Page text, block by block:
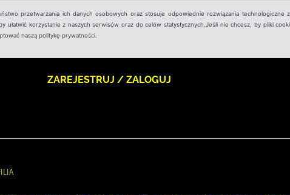
przetwarzania ich danych osobowych oraz stosuje odpowiednie rozwiązania technologiczne
korzystanie z naszych serwisów oraz do celów statystycznych.Jeśli nie chcesz, by pliki
naszą politykę prywatności.
ZAREJESTRUJ / ZALOGUJ